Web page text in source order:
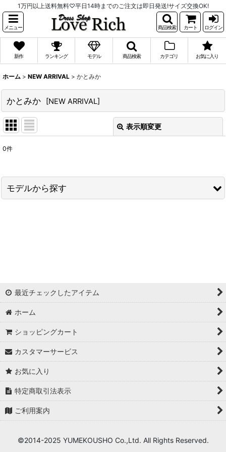
1万円以上送料無料♡平日14時までのご注文は即日発送!サイズ交換OK!
メニュー 商品検索 カート ログイン
新作 ランキング モデル 商品検索 カテゴリ お気に入り
ホーム > NEW ARRIVAL > かとみか
かとみか [NEW ARRIVAL]
表示順変更
並び順
0件
モデルから探す
AN
みみ
華
杉山佳那惠
真優川咲
最近チェックしたアイテム
ホーム
ショッピングカート
カスタマーサービス
お気に入り
特定商取引法表示
ご利用案内
©2014-2025 YUMEKOUSHO Co.,Ltd. All Rights Reserved.